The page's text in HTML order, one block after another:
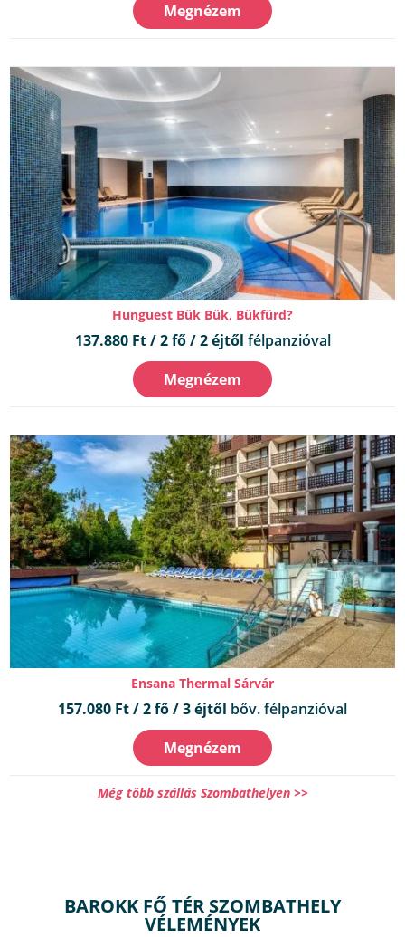
Megnézem
Hunguest Bük Bük, Bükfürd?
137.880 Ft / 2 fő / 2 éjtől félpanzióval
Megnézem
Ensana Thermal Sárvár
157.080 Ft / 2 fő / 3 éjtől bőv. félpanzióval
Megnézem
Még több szállás Szombathelyen >>
BAROKK FŐ TÉR SZOMBATHELY
VÉLEMÉNYEK